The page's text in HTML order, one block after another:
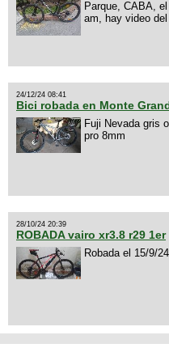
Parque, CABA,
am, hay video
24/12/24 08:41
Bici robada en Monte
Fuji Nevada gris
pro 8mm
28/10/24 20:39
ROBADA vairo xr3.8 r29 1er
Robada el 15/9/